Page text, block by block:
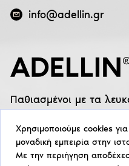
Παθιασμένοι με τα
info@adellin.gr
Χρησιμοποιούμε cookies
μοναδική εμπειρία στην
Με την περιήγηση